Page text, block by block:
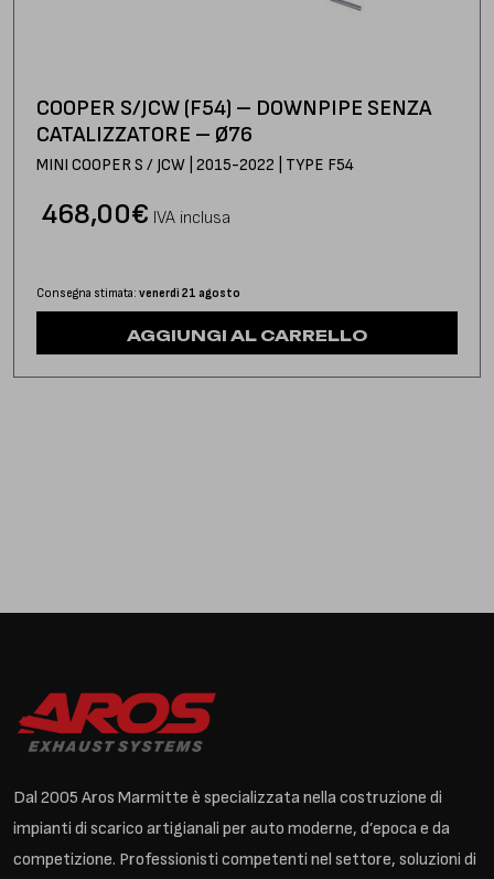
COOPER S/JCW (F54) – DOWNPIPE SENZA
CATALIZZATORE – Ø76
MINI COOPER S / JCW | 2015-2022 | TYPE F54
€
468,00 IVA inclusa
Consegna stimata: venerdì 21 agosto
AGGIUNGI AL CARRELLO
Dal 2005 Aros Marmitte è specializzata nella costruzione di
impianti di scarico artigianali per auto moderne, d’epoca e da
competizione. Professionisti competenti nel settore, soluzioni di